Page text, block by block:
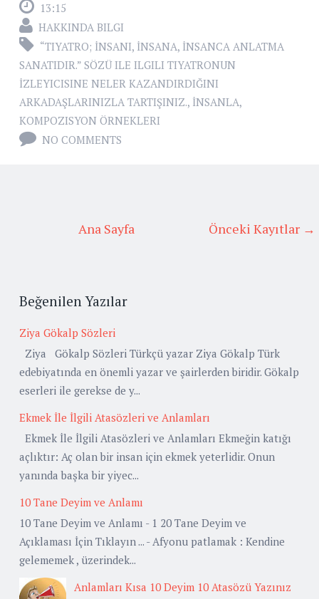
13:15
HAKKINDA BILGI
“TIYATRO; İNSANI, İNSANA, İNSANCA ANLATMA
SANATIDIR.” SÖZÜ ILE ILGILI TIYATRONUN
İZLEYICISINE NELER KAZANDIRDIĞINI
ARKADAŞLARINIZLA TARTIŞINIZ., İNSANLA,
KOMPOZISYON ÖRNEKLERI
NO COMMENTS
Önceki Kayıtlar →
Ana Sayfa
Beğenilen Yazılar
Ziya Gökalp Sözleri
Ziya Gökalp Sözleri Türkçü yazar Ziya Gökalp Türk
edebiyatında en önemli yazar ve şairlerden biridir. Gökalp
eserleri ile gerekse de y...
Ekmek İle İlgili Atasözleri ve Anlamları
Ekmek İle İlgili Atasözleri ve Anlamları Ekmeğin katığı
açlıktır: Aç olan bir insan için ekmek yeterlidir. Onun
yanında başka bir yiyec...
10 Tane Deyim ve Anlamı
10 Tane Deyim ve Anlamı - 1 20 Tane Deyim ve
Açıklaması İçin Tıklayın ... - Afyonu patlamak : Kendine
gelememek , üzerindek...
Anlamları Kısa 10 Deyim 10 Atasözü Yazınız